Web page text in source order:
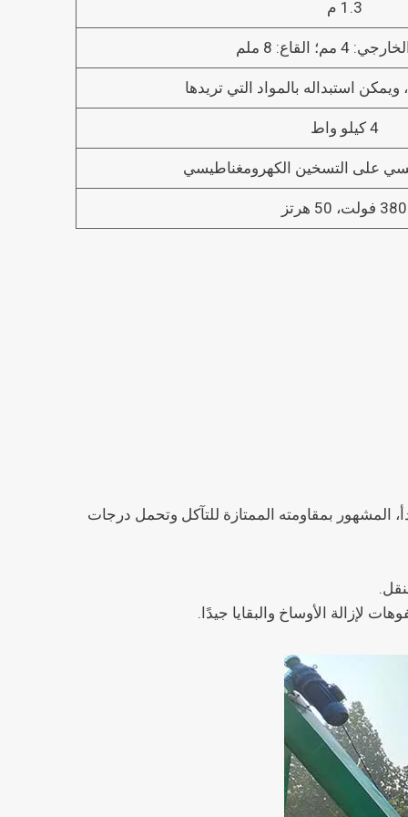
1.3 م
4 مم؛ القاع: 8 ملم
استبداله بالمواد التي تريدها
4 كيلو واط
على التسخين الكهرومغناطيسي
380 فولت، 50 هرتز
المشهور بمقاومته الممتازة للتآكل وتحمل درجات
لإزالة الأوساخ والبقايا جيدًا.